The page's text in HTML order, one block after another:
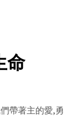
命
帶著主的愛,勇